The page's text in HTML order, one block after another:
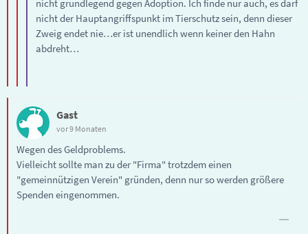
nicht grundlegend gegen Adoption. Ich finde nur auch, es darf
nicht der Hauptangriffspunkt im Tierschutz sein, denn dieser
Zweig endet nie…er ist unendlich wenn keiner den Hahn
abdreht…
Gast
vor 9 Monaten
Wegen des Geldproblems.
Vielleicht sollte man zu der "Firma" trotzdem einen
"gemeinnützigen Verein" gründen, denn nur so werden größere
Spenden eingenommen.